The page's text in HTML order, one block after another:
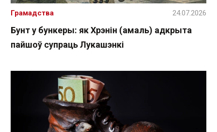
Бунт у бункеры: як Хрэнін (амаль) адкрыта
пайшоў супраць Лукашэнкі
Грамадства 24.07.2026